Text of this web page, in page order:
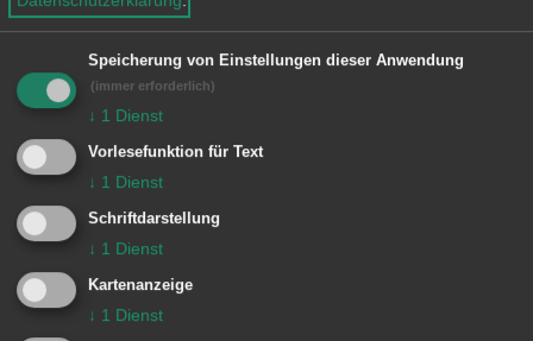
Besondere Vorkommnisse:
Einheiten Feuerwehr Aalen:
Zugführer vom Dienst
3 Ebnat / Waldhausen
Speicherung von Einstellungen dieser Anwendung
(immer erforderlich)
↓ 1 Dienst
Vorlesefunktion für Text
↓ 1 Dienst
Schriftdarstellung
↓ 1 Dienst
Kartenanzeige
↓ 1 Dienst